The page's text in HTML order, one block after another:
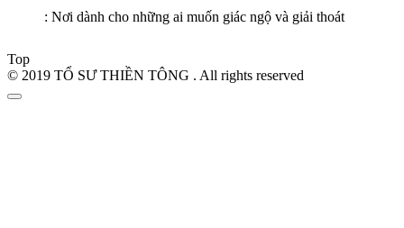
: Nơi dành cho những ai muốn giác ngộ và giải thoát
Top
© 2019 TỔ SƯ THIỀN TÔNG . All rights reserved